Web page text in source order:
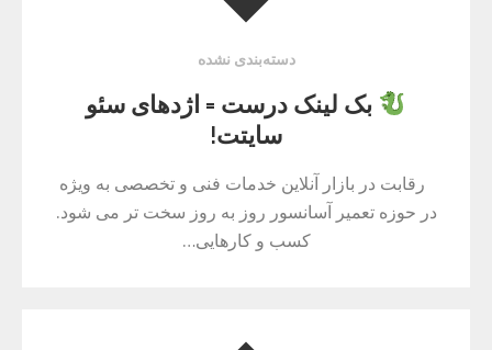
دسته‌بندی نشده
بک لینک درست = اژدهای سئو
سایتت!
رقابت در بازار آنلاین خدمات فنی و تخصصی به ویژه
در حوزه تعمیر آسانسور روز به روز سخت تر می شود.
کسب و کارهایی…